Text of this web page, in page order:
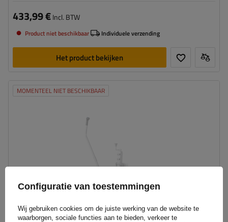
433,99 €Incl. BTW
Product niet beschikbaar Individuele verzending
Het product bekijken
MOMENTEEL NIET BESCHIKBAAR
Configuratie van toestemmingen
Wij gebruiken cookies om de juiste werking van de website te
waarborgen, sociale functies aan te bieden, verkeer te